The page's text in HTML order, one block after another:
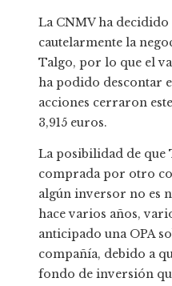
La CNMV ha decidido
cautelarmente la
Talgo, por lo que el
ha podido descontar
acciones cerraron
3,915 euros.
La posibilidad de que
comprada por otro
algún inversor no es
hace varios años,
anticipado una OPA
compañía, debido a
fondo de inversión